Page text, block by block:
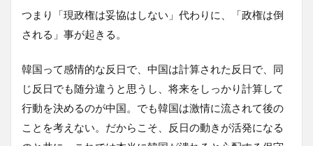
つまり「現政権は妥協はしない」代わりに、「政権は倒
される」事が起きる。
韓国って感情的な反日で、中国は計算された反日で、同
じ反日でも随分違うと思うし、将来をしっかり計算して
行動を決めるのが中国。でも韓国は激情に流されて後の
ことを考えない。だからこそ、反日の動きが活発になる